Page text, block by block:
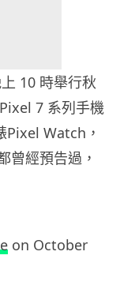
10 時舉行秋
7 系列手機
Pixel Watch，
曾經預告過，
on October